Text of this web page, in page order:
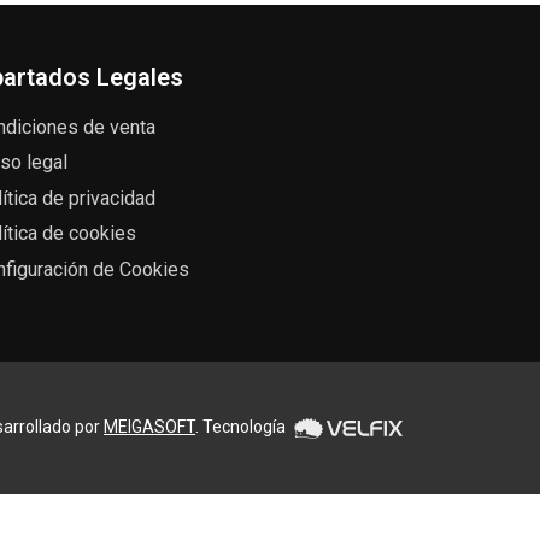
Legales
de venta
legal
de privacidad
de cookies
de Cookies
por MEIGASOFT. Tecnología